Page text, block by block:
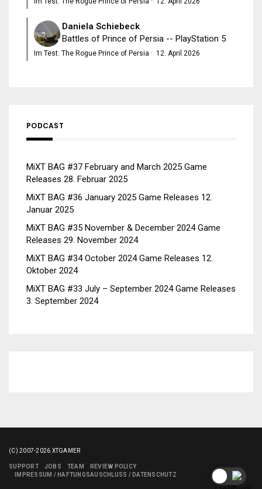
Daniela Schiebeck
Battles of Prince of Persia -- PlayStation 5
Im Test: The Rogue Prince of Persia · 12. April 2026
PODCAST
MiXT BAG #37 February and March 2025 Game
Releases 28. Februar 2025
MiXT BAG #36 January 2025 Game Releases 12.
Januar 2025
MiXT BAG #35 November & December 2024 Game
Releases 29. November 2024
MiXT BAG #34 October 2024 Game Releases 12.
Oktober 2024
MiXT BAG #33 July – September 2024 Game Releases
3. September 2024
(C) 2007-2026 XTGAMER
SUPPORT JOBS TEAM
REVIEW POLICY
IMPRESSUM / HAFTUNGSAUSCHLUSS / DATENSCHUTZ